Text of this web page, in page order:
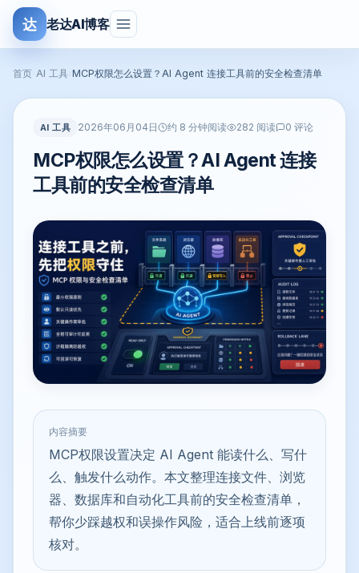
达 老达AI博客
首页 AI 工具 MCP权限怎么设置？AI Agent 连接工具前的安全检查清单
AI 工具 2026年06月04日 约 8 分钟阅读 282 阅读 0 评论
MCP权限怎么设置？AI Agent 连接
工具前的安全检查清单
内容摘要
MCP权限设置决定 AI Agent 能读什么、写什
么、触发什么动作。本文整理连接文件、浏览
器、数据库和自动化工具前的安全检查清单，
帮你少踩越权和误操作风险，适合上线前逐项
核对。